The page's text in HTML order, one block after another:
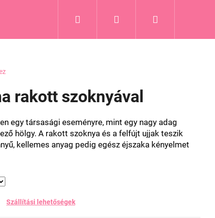
Keresés Bejelentkezés
rakott szoknyával
egy társasági eseményre, mint egy nagy adag
hölgy. A rakott szoknya és a felfújt ujjak teszik
kellemes anyag pedig egész éjszaka kényelmet
Szállítási lehetőségek